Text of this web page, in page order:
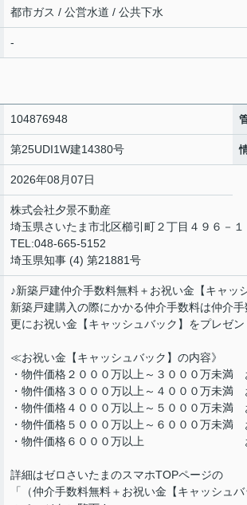
都市ガス / 公営水道 / 公共下水
-
104876948
第25UDI1W建14380号
2026年08月07日
株式会社夕景不動産
埼玉県さいたま市北区櫛引町２丁目４９６－１
TEL:048-665-5152
埼玉県知事 (4) 第21881号
♪新築戸建仲介手数料無料＋お祝い金【キャッ
新築戸建購入の際にかかる仲介手数料は仲介手
更にお祝い金【キャッシュバック】をプレゼン
≪お祝い金【キャッシュバック】の内容》
・物件価格２０００万以上～３０００万未満
・物件価格３０００万以上～４０００万未満
・物件価格４０００万以上～５０００万未満
・物件価格５０００万以上～６０００万未満
・物件価格６０００万以上 お祝
詳細はゼロさいたまのスマホTOPページの
「（仲介手数料無料＋お祝い金【キャッシュバ